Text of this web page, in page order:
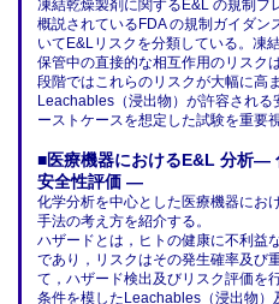
凍結乾燥製剤に関するE&L の規制フ
概説されているFDA の規制ガイダン
いてE&Lリスクを分類している。凍
保管中の直接的な相互作用のリスク
段階ではこれらのリスクが大幅に高
Leachables（浸出物）が許容され
ーストケースを想定した試験を重要
■医療機器におけるE&L 分析―
安全性評価 ―
化学分析を中心とした医療機器にお
手法の考え方を紹介する。
ハザードとは，ヒトの健康に不利益
であり，リスクはその発生確率及び
て，ハザード検出及びリスク評価を
条件を模したLeachables（浸出物）